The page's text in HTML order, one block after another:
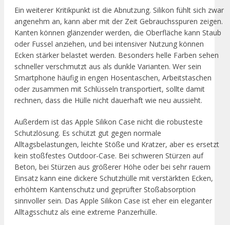
Ein weiterer Kritikpunkt ist die Abnutzung. Silikon fühlt sich zwar
angenehm an, kann aber mit der Zeit Gebrauchsspuren zeigen.
Kanten können glänzender werden, die Oberfläche kann Staub
oder Fussel anziehen, und bei intensiver Nutzung können
Ecken stärker belastet werden. Besonders helle Farben sehen
schneller verschmutzt aus als dunkle Varianten. Wer sein
Smartphone häufig in engen Hosentaschen, Arbeitstaschen
oder zusammen mit Schlüsseln transportiert, sollte damit
rechnen, dass die Hülle nicht dauerhaft wie neu aussieht.
Außerdem ist das Apple Silikon Case nicht die robusteste
Schutzlösung. Es schützt gut gegen normale
Alltagsbelastungen, leichte Stöße und Kratzer, aber es ersetzt
kein stoßfestes Outdoor-Case. Bei schweren Stürzen auf
Beton, bei Stürzen aus größerer Höhe oder bei sehr rauem
Einsatz kann eine dickere Schutzhülle mit verstärkten Ecken,
erhöhtem Kantenschutz und geprüfter Stoßabsorption
sinnvoller sein. Das Apple Silikon Case ist eher ein eleganter
Alltagsschutz als eine extreme Panzerhülle.